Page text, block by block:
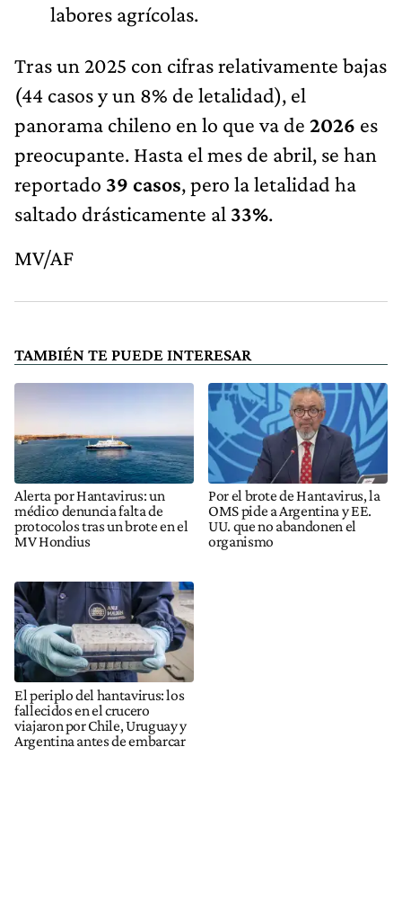
labores agrícolas.
Tras un 2025 con cifras relativamente bajas
(44 casos y un 8% de letalidad), el
panorama chileno en lo que va de 2026 es
preocupante. Hasta el mes de abril, se han
reportado 39 casos, pero la letalidad ha
saltado drásticamente al 33%.
MV/AF
TAMBIÉN TE PUEDE INTERESAR
Alerta por Hantavirus: un
médico denuncia falta de
protocolos tras un brote en el
MV Hondius
Por el brote de Hantavirus, la
OMS pide a Argentina y EE.
UU. que no abandonen el
organismo
El periplo del hantavirus: los
fallecidos en el crucero
viajaron por Chile, Uruguay y
Argentina antes de embarcar